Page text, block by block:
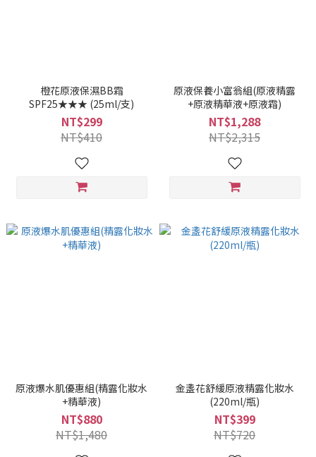
橙花原液保濕BB霜
SPF25★★★ (25ml/支)
NT$299
NT$410
原液保養小富翁組(原液精露
+原液精華液+原液霜)
NT$1,288
NT$2,315
原液爆水肌優惠組(精露化妝水
+精華液)
NT$880
NT$1,480
金盞花舒緩原液精露化妝水
(220ml/瓶)
NT$399
NT$720